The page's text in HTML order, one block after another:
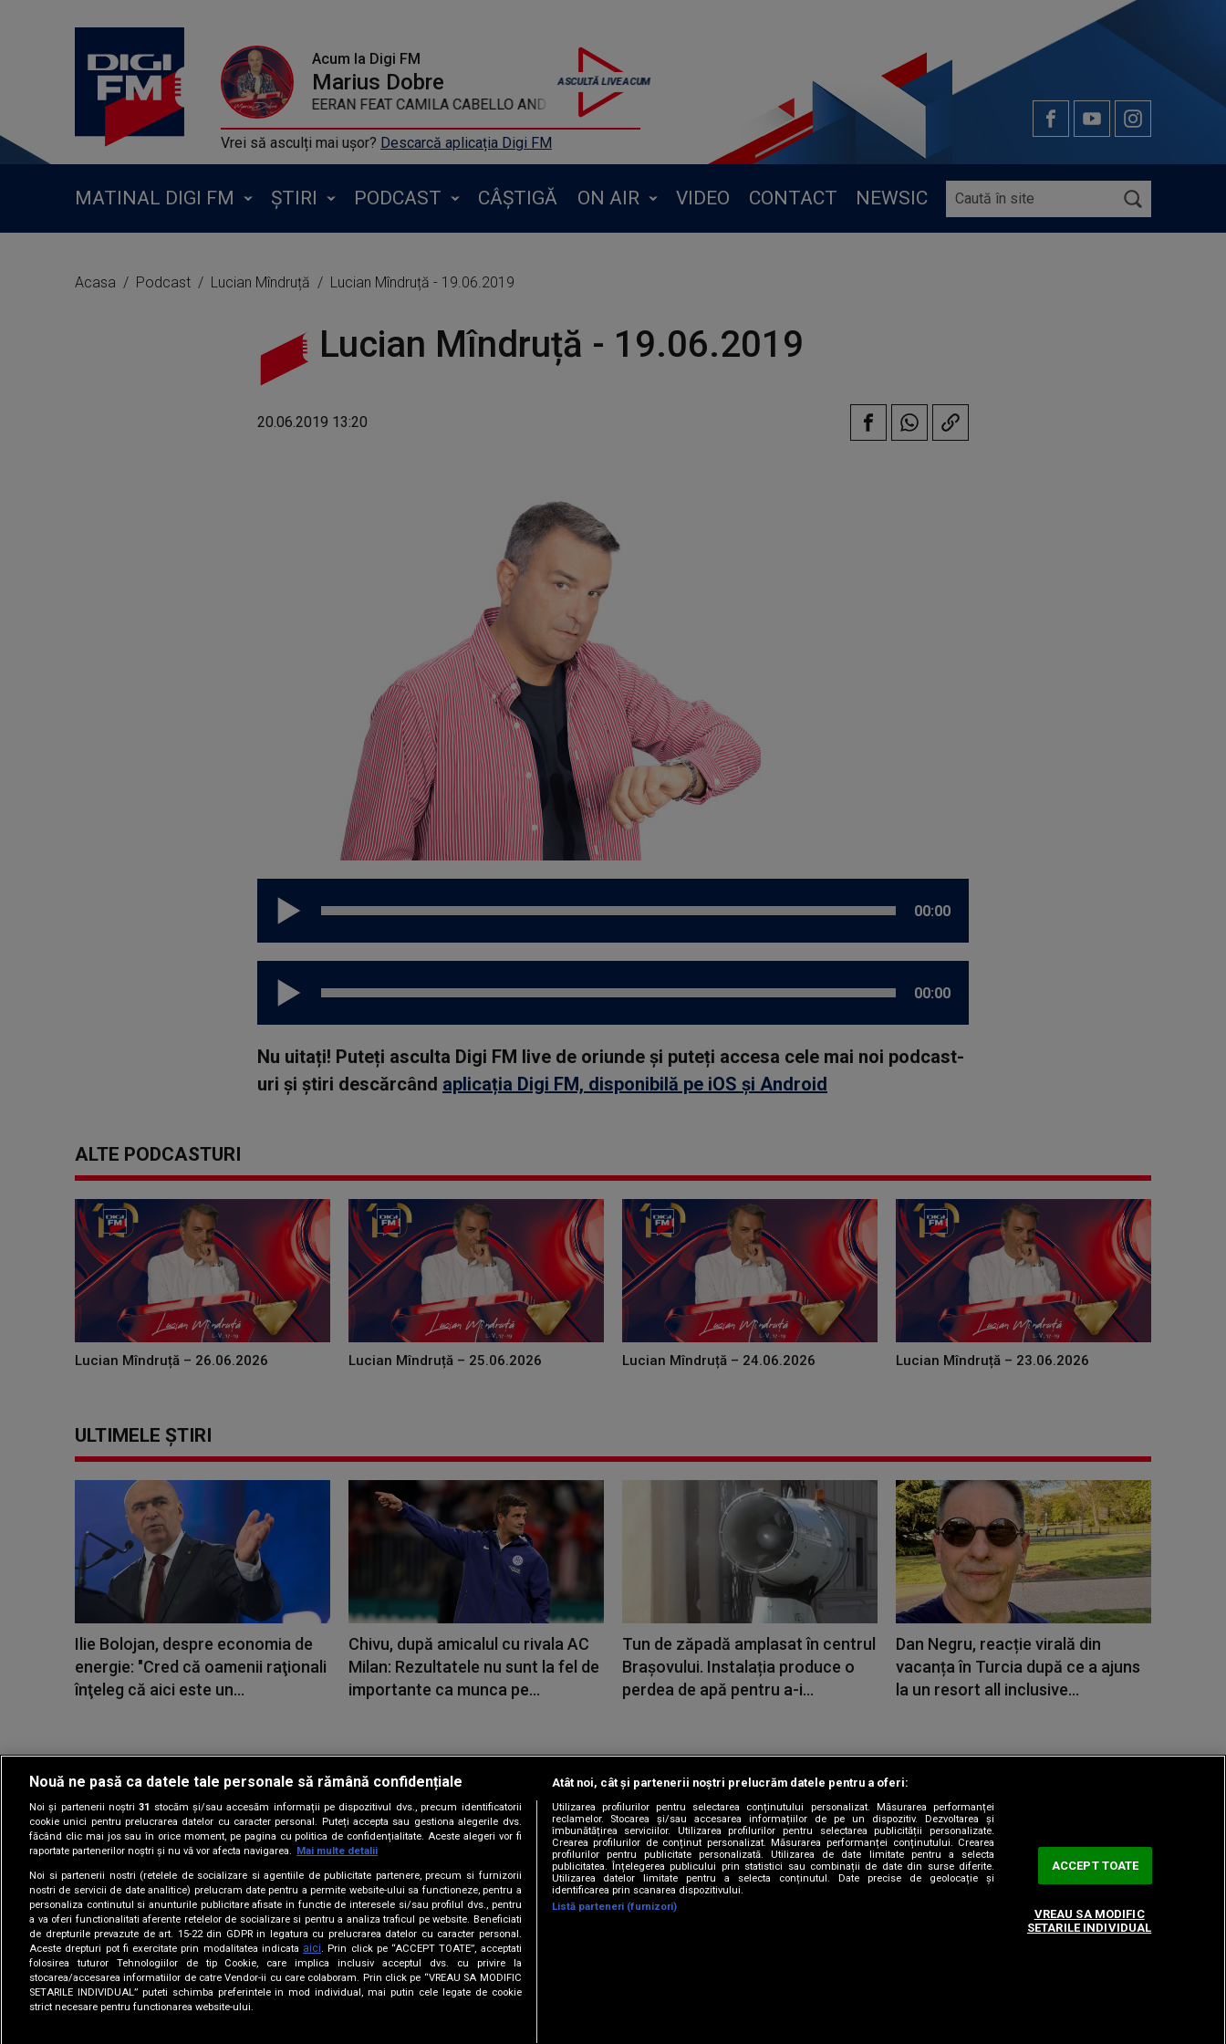
Acum la Digi FM
Marius Dobre
ED SHEERAN FEAT CAMILA CABELLO AND CARDI B - South Of The Border
Vrei să asculți mai ușor? Descarcă aplicația Digi FM
MATINAL DIGI FM ȘTIRI PODCAST CÂȘTIGĂ ON AIR VIDEO CONTACT NEWSIC
Acasa Podcast Lucian Mîndruță Lucian Mîndruță - 19.06.2019
Lucian Mîndruță - 19.06.2019
20.06.2019 13:20
00:00
00:00
Nu uitați! Puteți asculta Digi FM live de oriunde și puteți accesa cele mai noi podcast-
uri și știri descărcând aplicația Digi FM, disponibilă pe iOS și Android
ALTE PODCASTURI
Lucian Mîndruță – 26.06.2026 Lucian Mîndruță – 25.06.2026 Lucian Mîndruță – 24.06.2026 Lucian Mîndruță – 23.06.2026
ULTIMELE ȘTIRI
Ilie Bolojan, despre economia de
energie: "Cred că oamenii raţionali
înţeleg că aici este un...
Chivu, după amicalul cu rivala AC
Milan: Rezultatele nu sunt la fel de
importante ca munca pe...
Tun de zăpadă amplasat în centrul
Brașovului. Instalația produce o
perdea de apă pentru a-i...
Dan Negru, reacție virală din
vacanța în Turcia după ce a ajuns
la un resort all inclusive...
Copyright © 2026 / DIGI ROMANIA S.A.
Gestionați preferințele|Termeni și condiții |Politica de confidențialitate|Contact/Info| Codul etic|Sitemap
Urmărește-ne și pe
Nouă ne pasă ca datele tale personale să rămână confidențiale
Noi și partenerii noștri31 stocăm și/sau accesăm informații pe dispozitivul dvs., precum identificatorii
cookie unici pentru prelucrarea datelor cu caracter personal. Puteți accepta sau gestiona alegerile dvs.
făcând clic mai jos sau în orice moment, pe pagina cu politica de confidențialitate. Aceste alegeri vor fi
raportate partenerilor noștri și nu vă vor afecta navigarea. Mai multe detalii
Noi si partenerii nostri (retelele de socializare si agentiile de publicitate partenere, precum si furnizorii
nostri de servicii de date analitice) prelucram date pentru a permite website-ului sa functioneze, pentru a
personaliza continutul si anunturile publicitare afisate in functie de interesele si/sau profilul dvs., pentru
a va oferi functionalitati aferente retelelor de socializare si pentru a analiza traficul pe website. Beneficiati
de drepturile prevazute de art. 15-22 din GDPR in legatura cu prelucrarea datelor cu caracter personal.
Aceste drepturi pot fi exercitate prin modalitatea indicata aici. Prin click pe “ACCEPT TOATE”, acceptati
folosirea tuturor Tehnologiilor de tip Cookie, care implica inclusiv acceptul dvs. cu privire la
stocarea/accesarea informatiilor de catre Vendor-ii cu care colaboram. Prin click pe “VREAU SA MODIFIC
SETARILE INDIVIDUAL” puteti schimba preferintele in mod individual, mai putin cele legate de cookie
strict necesare pentru functionarea website-ului.
Atât noi, cât și partenerii noștri prelucrăm datele pentru a oferi:
Utilizarea profilurilor pentru selectarea conținutului personalizat. Măsurarea performanței
reclamelor. Stocarea și/sau accesarea informațiilor de pe un dispozitiv. Dezvoltarea și
îmbunătățirea serviciilor. Utilizarea profilurilor pentru selectarea publicității personalizate.
Crearea profilurilor de conținut personalizat. Măsurarea performanței conținutului. Crearea
profilurilor pentru publicitate personalizată. Utilizarea de date limitate pentru a selecta
publicitatea. Înțelegerea publicului prin statistici sau combinații de date din surse diferite.
Utilizarea datelor limitate pentru a selecta conținutul. Date precise de geolocație și
identificarea prin scanarea dispozitivului.
Listă parteneri (furnizori)
ACCEPT TOATE
VREAU SA MODIFIC
SETARILE INDIVIDUAL